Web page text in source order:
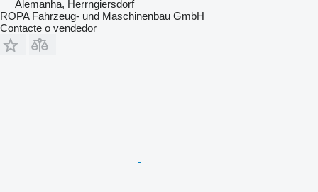
Alemanha, Herrngiersdorf
ROPA Fahrzeug- und Maschinenbau GmbH
Contacte o vendedor